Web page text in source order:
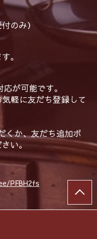
のみ）
。
が可能です。
軽に友だち登録して
くか、友だち追加ボ
い。
PFBH2fs